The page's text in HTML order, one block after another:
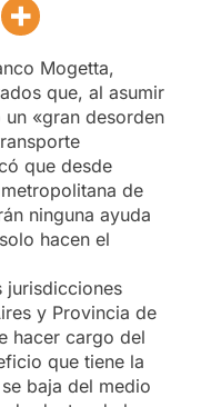
Mogetta,
que, al asumir
«gran desorden
que desde
de
ninguna ayuda
hacen el
jurisdicciones
y Provincia de
hacer cargo del
que tiene la
baja del medio